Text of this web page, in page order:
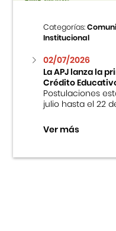
Categorías:
Institucional
02/07/2026
La APJ lanza la
Crédito
Postulaciones
julio hasta el 22
Ver más